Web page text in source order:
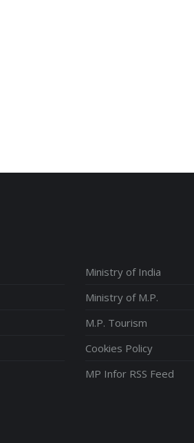
Ministry of India
Ministry of M.P.
M.P. Tourism
Cookies Policy
MP Infor RSS Feed